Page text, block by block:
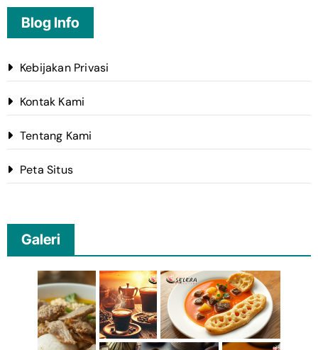
Blog Info
Kebijakan Privasi
Kontak Kami
Tentang Kami
Peta Situs
Galeri